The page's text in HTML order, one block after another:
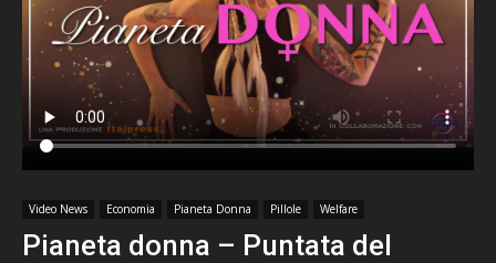
Video News Economia Pianeta Donna Pillole Welfare
Pianeta donna – Puntata del